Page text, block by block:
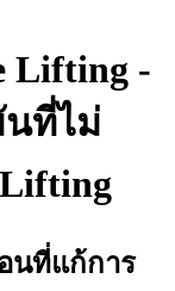
Lifting -
ที่ไม่
นที่แก้การ